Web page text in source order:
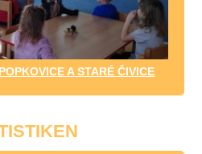
A STARÉ ČIVICE